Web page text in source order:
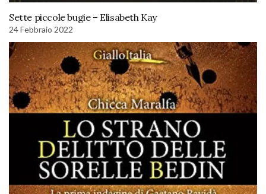
Sette piccole bugie – Elisabeth Kay
24 Febbraio 2022